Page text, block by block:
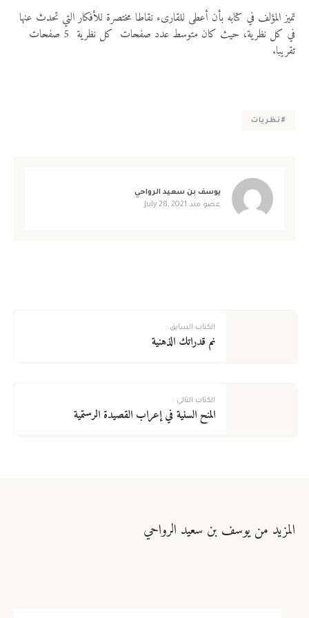
تميز المؤلف في كتابه بأن أعطى للقارىء نقاطا مختصرة للأفكار التي تحدث عنها
في كل نظرية، حيث كان متوسط عدد صفحات كل نظرية 5 صفحات
تقريبا.
#نظريات
يوسف بن سعيد الرواحي
عضو منذ July 28, 2021
الكتاب السابق :
نم قدراتك الذهنية
الكتاب التالي :
المنح السنية في إعراب القصيدة الرستمية
المزيد من يوسف بن سعيد الرواحي
اسم المستخدم *